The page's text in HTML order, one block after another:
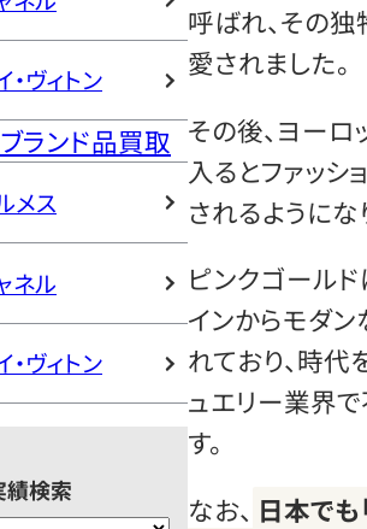
・ヴィトン
ランド品買取
メス
ネル
・ヴィトン
績検索
呼ばれ、その
愛されました。
その後、ヨーロ
入るとファッシ
されるようにな
ピンクゴール
インからモダ
れており、時
ュエリー業界
す。
なお、 日本でも